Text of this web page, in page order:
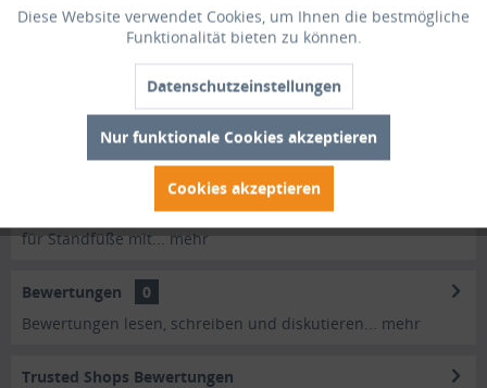
1 In den Warenkorb
Artikel-Nr.: HO1361
Unser Reptilienschutzzaun/Amphibienschutzzaun GTH-S-ST
für Standfüße mit... mehr
Bewertungen
0
Bewertungen lesen, schreiben und diskutieren... mehr
Trusted Shops Bewertungen
Diese Website verwendet Cookies, um Ihnen die bestmögliche
Funktionalität bieten zu können.
Datenschutzeinstellungen
Nur funktionale Cookies akzeptieren
Cookies akzeptieren